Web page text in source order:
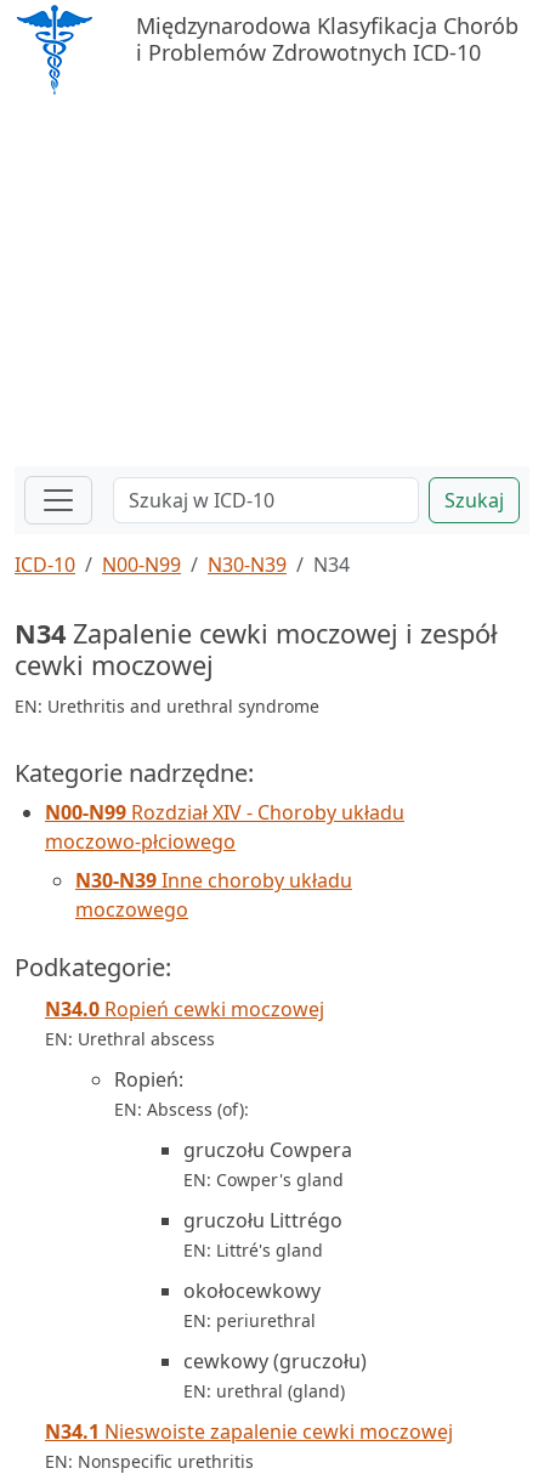
Międzynarodowa Klasyfikacja Chorób
i Problemów Zdrowotnych ICD-10
Szukaj
ICD-10 N00-N99 N30-N39 N34
N34 Zapalenie cewki moczowej i zespół
cewki moczowej
EN: Urethritis and urethral syndrome
Kategorie nadrzędne:
N00-N99 Rozdział XIV - Choroby układu
moczowo-płciowego
N30-N39Inne choroby układu
moczowego
Podkategorie:
N34.0 Ropień cewki moczowej
EN: Urethral abscess
Ropień:
EN: Abscess (of):
gruczołu Cowpera
EN: Cowper's gland
gruczołu Littrégo
EN: Littré's gland
okołocewkowy
EN: periurethral
cewkowy (gruczołu)
EN: urethral (gland)
N34.1 Nieswoiste zapalenie cewki moczowej
EN: Nonspecific urethritis